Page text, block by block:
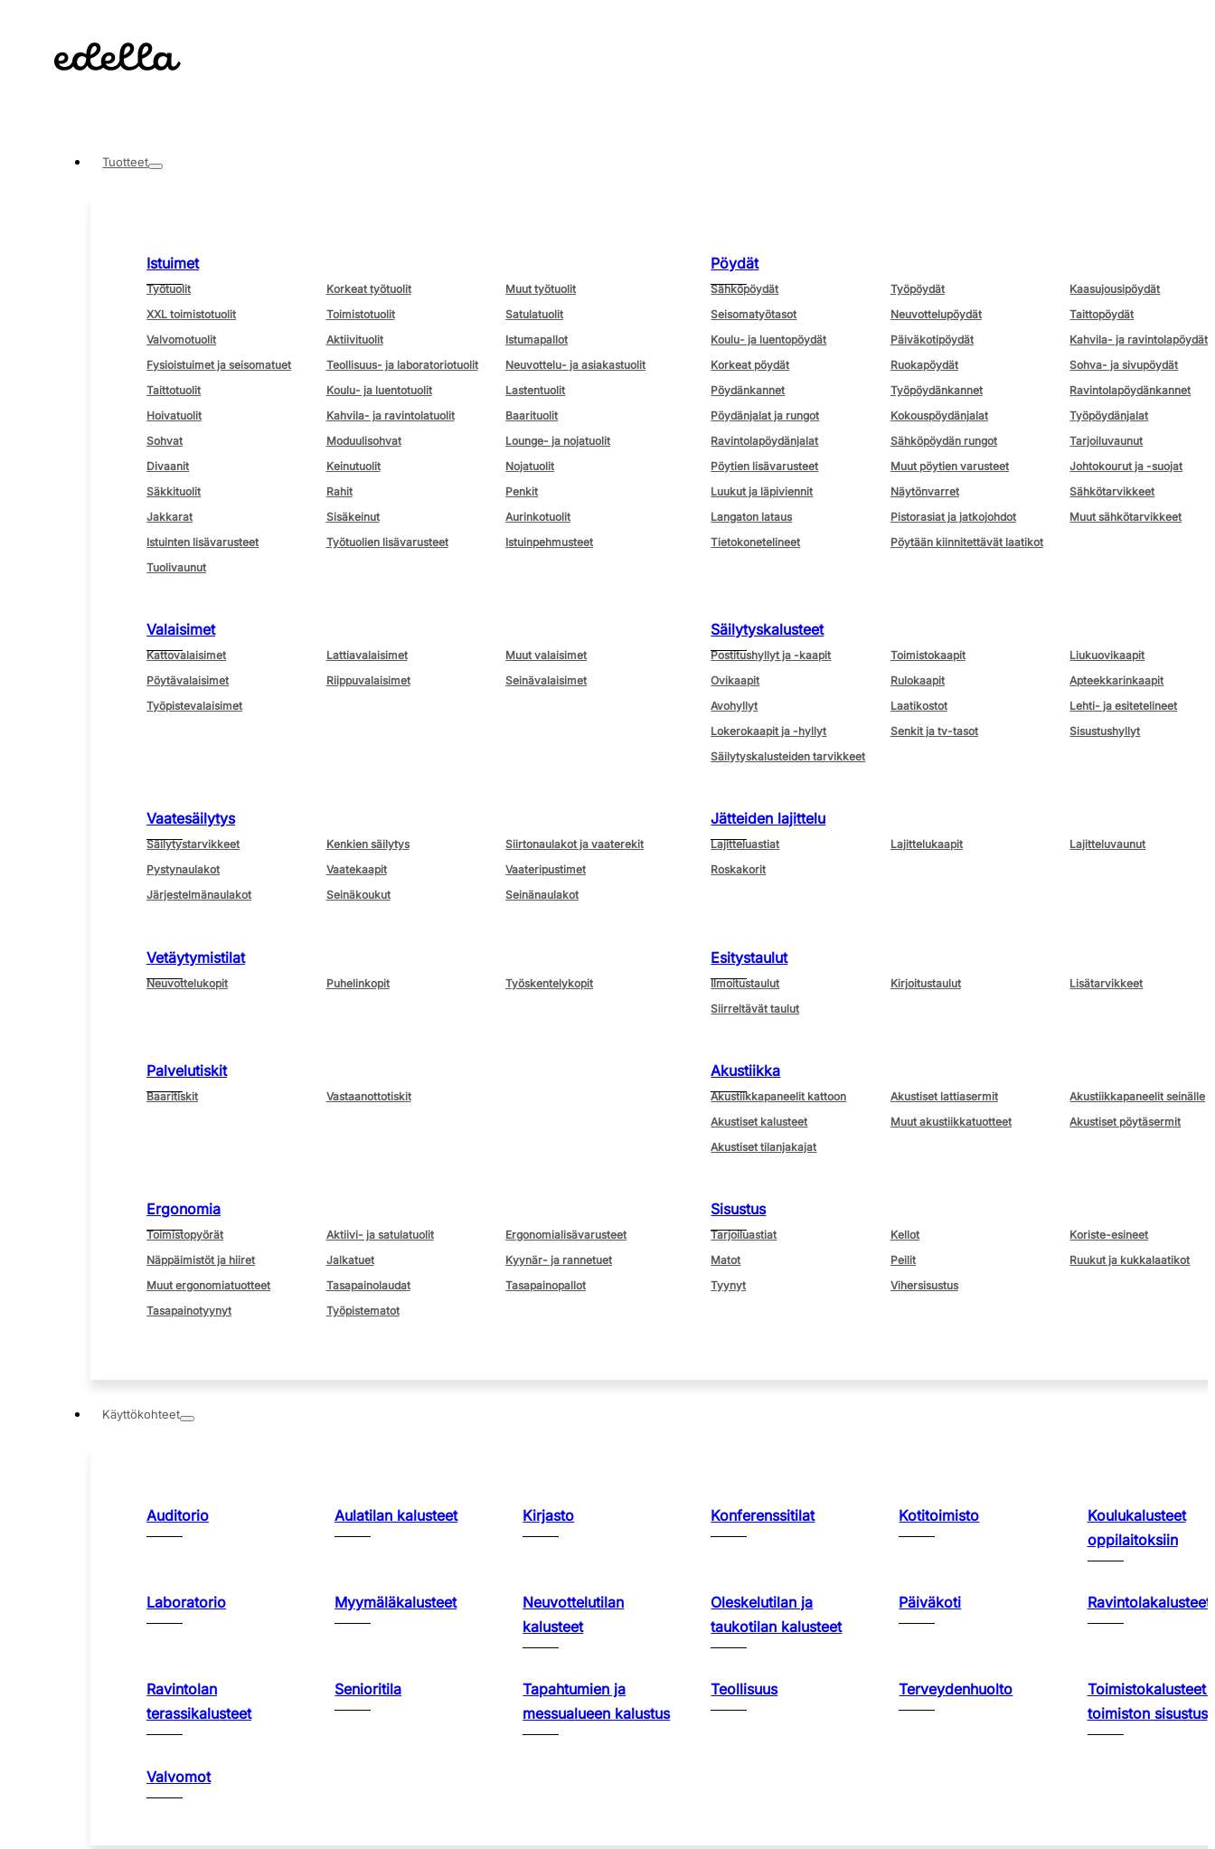
Tuotteet
Istuimet
Työtuolit Korkeat työtuolit
Muut työtuolit
XXL toimistotuolit
Toimistotuolit
Satulatuolit
Valvomotuolit
Aktiivituolit
Istumapallot
Fysioistuimet ja seisomatuet
Teollisuus- ja laboratoriotuolit
Neuvottelu- ja asiakastuolit
Taittotuolit
Koulu- ja luentotuolit
Lastentuolit
Hoivatuolit
Kahvila- ja ravintolatuolit
Baarituolit
Sohvat
Moduulisohvat
Lounge- ja nojatuolit
Divaanit
Keinutuolit
Nojatuolit
Säkkituolit
Rahit
Penkit
Jakkarat
Sisäkeinut
Aurinkotuolit
Istuinten lisävarusteet
Työtuolien lisävarusteet
Istuinpehmusteet
Tuolivaunut
Pöydät
Sähköpöydät Työpöydät
Kaasujousipöydät
Seisomatyötasot
Neuvottelupöydät
Taittopöydät
Koulu- ja luentopöydät
Päiväkotipöydät
Kahvila- ja ravintolapöydät
Korkeat pöydät
Ruokapöydät
Sohva- ja sivupöydät
Pöydänkannet
Työpöydänkannet
Ravintolapöydänkannet
Pöydänjalat ja rungot
Kokouspöydänjalat
Työpöydänjalat
Ravintolapöydänjalat
Sähköpöydän rungot
Tarjoiluvaunut
Pöytien lisävarusteet
Muut pöytien varusteet
Johtokourut ja -suojat
Luukut ja läpiviennit
Näytönvarret
Sähkötarvikkeet
Langaton lataus
Pistorasiat ja jatkojohdot
Muut sähkötarvikkeet
Tietokonetelineet
Pöytään kiinnitettävät laatikot
Valaisimet
Kattovalaisimet Lattiavalaisimet
Muut valaisimet
Pöytävalaisimet
Riippuvalaisimet
Seinävalaisimet
Työpistevalaisimet
Säilytyskalusteet
Postitushyllyt ja -kaapit Toimistokaapit
Liukuovikaapit
Ovikaapit
Rulokaapit
Apteekkarinkaapit
Avohyllyt
Laatikostot
Lehti- ja esitetelineet
Lokerokaapit ja -hyllyt
Senkit ja tv-tasot
Sisustushyllyt
Säilytyskalusteiden tarvikkeet
Vaatesäilytys
Säilytystarvikkeet Kenkien säilytys
Siirtonaulakot ja vaaterekit
Pystynaulakot
Vaatekaapit
Vaateripustimet
Järjestelmänaulakot
Seinäkoukut Seinänaulakot
Jätteiden lajittelu
Lajitteluastiat Lajittelukaapit
Lajitteluvaunut
Roskakorit
Vetäytymistilat
Neuvottelukopit Puhelinkopit Työskentelykopit
Esitystaulut
Ilmoitustaulut Kirjoitustaulut
Lisätarvikkeet
Siirreltävät taulut
Palvelutiskit
Baaritiskit Vastaanottotiskit
Akustiikka
Akustiikkapaneelit kattoon Akustiset lattiasermit
Akustiikkapaneelit seinälle
Akustiset kalusteet
Muut akustiikkatuotteet
Akustiset pöytäsermit
Akustiset tilanjakajat
Ergonomia
Toimistopyörät Aktiivi- ja satulatuolit
Ergonomialisävarusteet
Näppäimistöt ja hiiret
Jalkatuet
Kyynär- ja rannetuet
Muut ergonomiatuotteet
Tasapainolaudat
Tasapainopallot
Tasapainotyynyt
Työpistematot
Sisustus
Tarjoiluastiat Kellot
Koriste-esineet
Matot
Peilit
Ruukut ja kukkalaatikot
Tyynyt
Vihersisustus
Käyttökohteet
Auditorio Aulatilan kalusteet Kirjasto Konferenssitilat Kotitoimisto
Koulukalusteet
oppilaitoksiin
Laboratorio Myymäläkalusteet
Neuvottelutilan
kalusteet
Oleskelutilan ja
taukotilan kalusteet
Päiväkoti Ravintolakalusteet
Ravintolan
terassikalusteet
Senioritila
Tapahtumien ja
messualueen kalustus
Teollisuus Terveydenhuolto
Toimistokalusteet
toimiston sisustus
Valvomot